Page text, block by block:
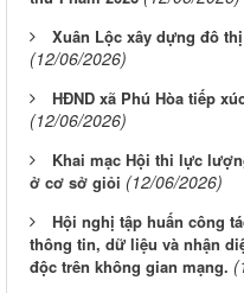
Xuân Lộc xây dựng đô
(12/06/2026)
HĐND xã Phú Hòa tiếp
(12/06/2026)
Khai mạc Hội thi lực
ở cơ sở giỏi (12/06/2026)
Hội nghị tập huấn công
thông tin, dữ liệu và nhận
độc trên không gian mạng.